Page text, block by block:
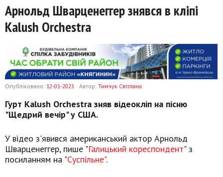
Арнольд Шварценеггер знявся в кліпі
Kalush Orchestra
Опубліковано: 12-01-2023 Автор: Тимчук Світлана
Гурт Kalush Orchestra зняв відеокліп на пісню
"Щедрий вечір" у США.
У відео з'явився американський актор Арнольд
Шварценеггер, пише "Галицький кореспондент" з
посиланням на "Суспільне".